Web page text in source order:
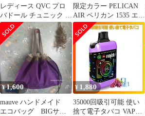
レディース QVC プロ
バドール チュニック 半
袖 LLサイズ
限定カラー PELICAN
AIR ペリカン 1535 エア
ケース ケース
¥1,600
mauve ハンドメイド
エコバッグ BIGサイ
¥ 1,880
35000回吸引可能 使い
捨て電子タバコ VAPE